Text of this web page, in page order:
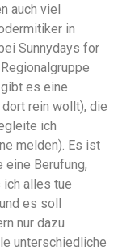
auch viel
in
Sunnydays for
es eine
rein wollt), die
ich
melden). Es ist
Berufung,
alles tue
es soll
nur dazu
unterschiedliche